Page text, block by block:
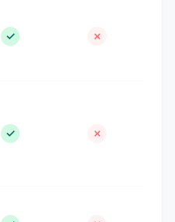
✓ ✗
✓ ✗